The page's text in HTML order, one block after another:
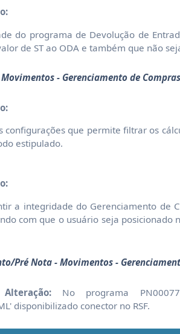
do programa de Devolução de
de ST ao ODA e também que não
- Gerenciamento de Compras
configurações que permite filtrar os
estipulado.
a integridade do Gerenciamento de
com que o usuário seja
Pré Nota - Movimentos -
No programa
disponibilizado conector no RSF.